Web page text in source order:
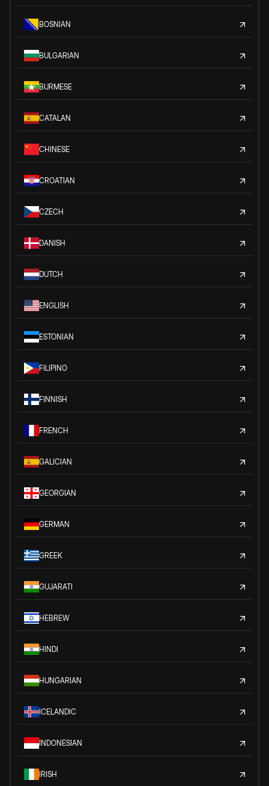
BOSNIAN
BULGARIAN
BURMESE
CATALAN
CHINESE
CROATIAN
CZECH
DANISH
DUTCH
ENGLISH
ESTONIAN
FILIPINO
FINNISH
FRENCH
GALICIAN
GEORGIAN
GERMAN
GREEK
GUJARATI
HEBREW
HINDI
HUNGARIAN
ICELANDIC
INDONESIAN
IRISH